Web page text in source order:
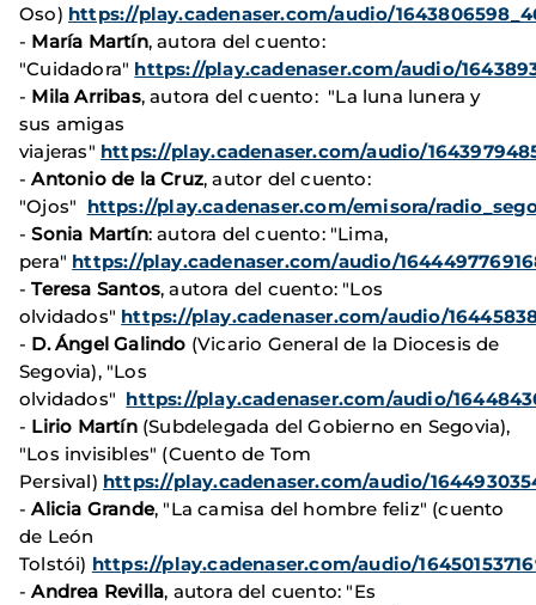
Oso) https://play.cadenaser.com/audio/
- María Martín, autora del cuento:
"Cuidadora" https://play.cadenaser.com/audio/
- Mila Arribas, autora del cuento: "La luna lunera y
sus amigas
viajeras" https://play.cadenaser.com/audio/
- Antonio de la Cruz, autor del cuento:
"Ojos" https://play.cadenaser.com/emisora/
-Sonia Martín: autora del cuento: "Lima,
pera" https://play.cadenaser.com/audio/
-Teresa Santos, autora del cuento: "Los
olvidados" https://play.cadenaser.com/audio/
- D. Ángel Galindo (Vicario General de la Diocesis de
Segovia), "Los
olvidados" https://play.cadenaser.com/audio/
- Lirio Martín (Subdelegada del Gobierno en Segovia),
"Los invisibles" (Cuento de Tom
Persival) https://play.cadenaser.com/audio/
-Alicia Grande, "La camisa del hombre feliz" (cuento
de León
Tolstói) https://play.cadenaser.com/audio/
-Andrea Revilla, autora del cuento: "Es